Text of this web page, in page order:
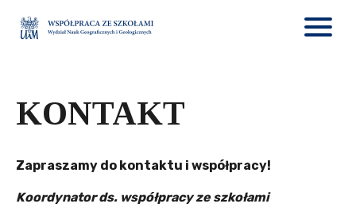
KONTAKT
Zapraszamy do kontaktu i współpracy!
Koordynator ds. współpracy ze szkołami